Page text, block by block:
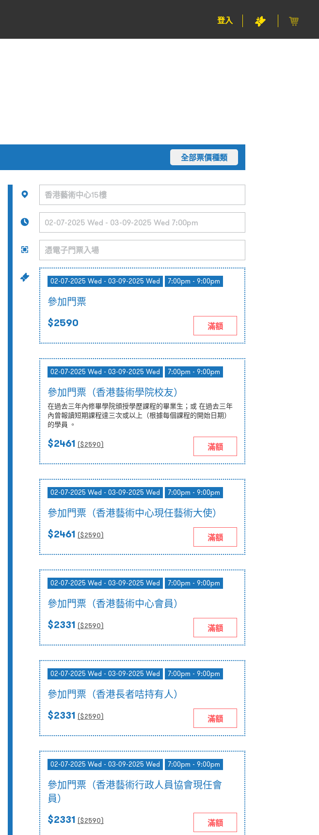
登入
全部票價種類
02-07-2025 Wed - 03-09-2025 Wed 7:00pm - 9:00pm
參加門票
$2590 滿額
02-07-2025 Wed - 03-09-2025 Wed 7:00pm - 9:00pm
參加門票（香港藝術學院校友）
在過去三年內修畢學院頒授學歷課程的畢業生；或 在過去三年
內曾報讀短期課程達三次或以上（根據每個課程的開始日期）
的學員 。
$2461 ($2590) 滿額
02-07-2025 Wed - 03-09-2025 Wed 7:00pm - 9:00pm
參加門票（香港藝術中心現任藝術大使）
$2461 ($2590) 滿額
02-07-2025 Wed - 03-09-2025 Wed 7:00pm - 9:00pm
參加門票（香港藝術中心會員）
$2331 ($2590) 滿額
02-07-2025 Wed - 03-09-2025 Wed 7:00pm - 9:00pm
參加門票（香港長者咭持有人）
$2331 ($2590) 滿額
02-07-2025 Wed - 03-09-2025 Wed 7:00pm - 9:00pm
參加門票（香港藝術行政人員協會現任會
員）
$2331 ($2590) 滿額